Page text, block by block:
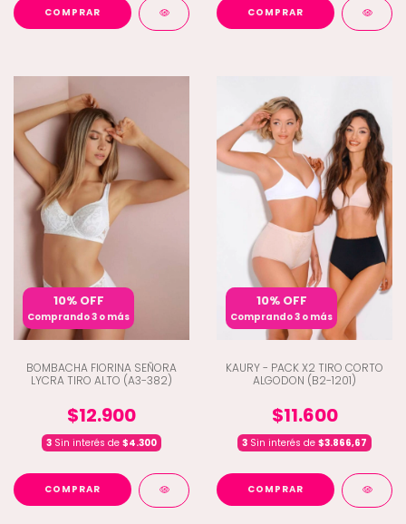
COMPRAR COMPRAR
10% OFF
Comprando 3 o más
BOMBACHA FIORINA SEÑORA
LYCRA TIRO ALTO (A3-382)
$12.900
3 Sin interés de $4.300
COMPRAR
10% OFF
Comprando 3 o más
KAURY - PACK X2 TIRO CORTO
ALGODON (B2-1201)
$11.600
3 Sin interés de $3.866,67
COMPRAR